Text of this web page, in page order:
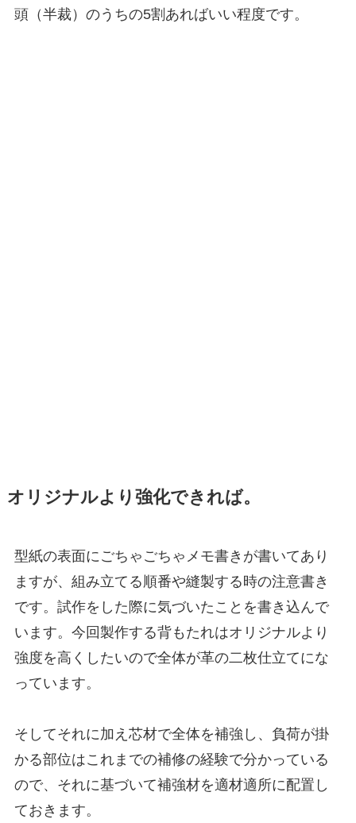
頭（半裁）のうちの5割あればいい程度です。
オリジナルより強化できれば。
型紙の表面にごちゃごちゃメモ書きが書いてあり
ますが、組み立てる順番や縫製する時の注意書き
です。試作をした際に気づいたことを書き込んで
います。今回製作する背もたれはオリジナルより
強度を高くしたいので全体が革の二枚仕立てにな
っています。
そしてそれに加え芯材で全体を補強し、負荷が掛
かる部位はこれまでの補修の経験で分かっている
ので、それに基づいて補強材を適材適所に配置し
ておきます。